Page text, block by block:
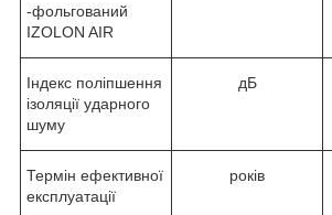
-фольгований
IZOLON AIR
Індекс поліпшення
ізоляції ударного
шуму
дБ
Термін ефективної
експлуатації
років